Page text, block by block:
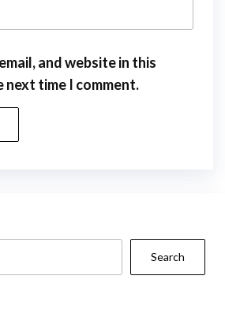
and website in this
time I comment.
Search